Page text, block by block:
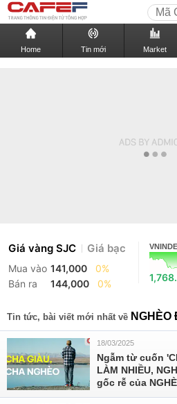
Home Tin mới Market
Giá vàng SJC Giá bạc
Mua vào 141,000
0%
Bán ra
144,000 0%
Tin tức, bài viết mới nhất về NGHÈO
18/03/2025
Ngẫm từ cuốn
LÀM NHIỀU,
gốc rễ của